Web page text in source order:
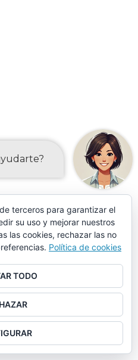
terceros para garantizar el
su uso y mejorar nuestros
las cookies, rechazar las no
Política de cookies
TODO